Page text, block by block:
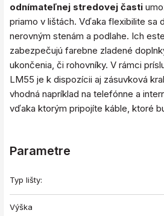
odnímateľnej stredovej časti
priamo v lištách. Vďaka flexibilite sa
nerovným stenám a podlahe. Ich
zabezpečujú farebne zladené
ukončenia, či rohovníky. V rámci
LM55 je k dispozícii aj zásuvková
vhodná napríklad na telefónne a
vďaka ktorým pripojíte káble, ktoré
Parametre
Typ lišty:
Výška